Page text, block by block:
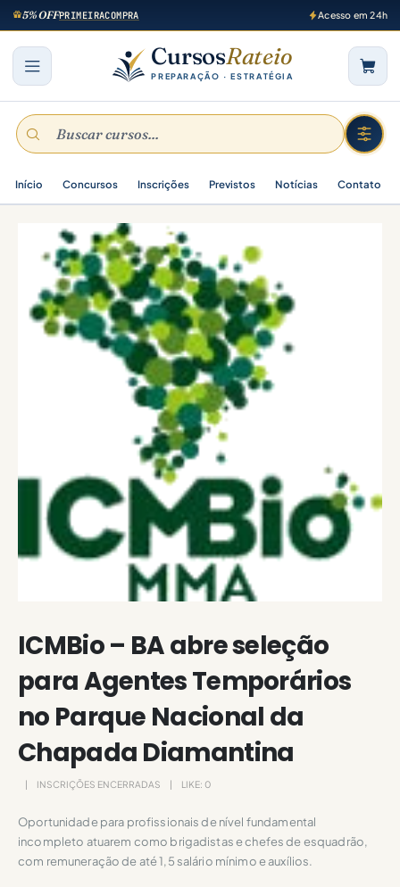
5% OFFPRIMEIRACOMPRA Acesso em 24h
CursosRateio
PREPARAÇÃO · ESTRATÉGIA
Início Concursos Inscrições Previstos Notícias Contato
ICMBio – BA abre seleção
para Agentes Temporários
no Parque Nacional da
Chapada Diamantina
INSCRIÇÕES ENCERRADAS LIKE: 0
Oportunidade para profissionais de nível fundamental
incompleto atuarem como brigadistas e chefes de esquadrão,
com remuneração de até 1,5 salário mínimo e auxílios.